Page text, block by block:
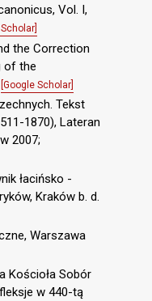
Vol. I,
the Correction
of the
[Google Scholar]
Tekst
1870), Lateran
2007;
łacińsko -
Kraków b. d.
Warszawa
Kościoła Sobór
w 440-tą